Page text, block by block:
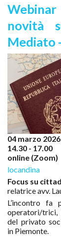
novità
Mediato
04 marzo 2026
14.30 - 17.00
online (Zoom)
locandina
Focus su
relatrice avv.
L’incontro
operatori/trici,
del privato
in Piemonte.